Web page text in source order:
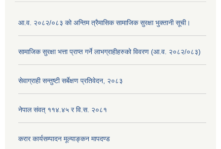
आ.व. २०८२/०८३ को अन्तिम त्रैमासिक सामाजिक सुरक्षा भुक्तानी सूची।
सामाजिक सुरक्षा भत्ता प्राप्त गर्ने लाभग्राहीहरुको विवरण (आ.व. २०८२/०८३)
सेवाग्राही सन्तुष्टी सर्बेक्षण प्रतिवेदन, २०८३
नेपाल संवत् ११४.४५ र वि.स. २०८१
करार कार्यसम्पादन मूल्याङ्कन मापदण्ड